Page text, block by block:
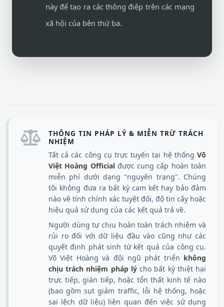
này để tạo ra các thông điệp trên các mạng
xã hội của bên thứ ba.
THÔNG TIN PHÁP LÝ & MIỄN TRỪ TRÁCH
NHIỆM
Tất cả các công cụ trực tuyến tại hệ thống Võ
Việt Hoàng Officialđược cung cấp hoàn toàn
miễn phí dưới dạng "nguyên trạng". Chúng
tôi không đưa ra bất kỳ cam kết hay bảo đảm
nào về tính chính xác tuyệt đối, độ tin cậy hoặc
hiệu quả sử dụng của các kết quả trả về.
Người dùng tự chịu hoàn toàn trách nhiệm và
rủi ro đối với dữ liệu đầu vào cũng như các
quyết định phát sinh từ kết quả của công cụ.
Võ Việt Hoàng và đội ngũ phát triển không
chịu trách nhiệm pháp lýcho bất kỳ thiệt hại
trực tiếp, gián tiếp, hoặc tổn thất kinh tế nào
(bao gồm sụt giảm traffic, lỗi hệ thống, hoặc
sai lệch dữ liệu) liên quan đến việc sử dụng